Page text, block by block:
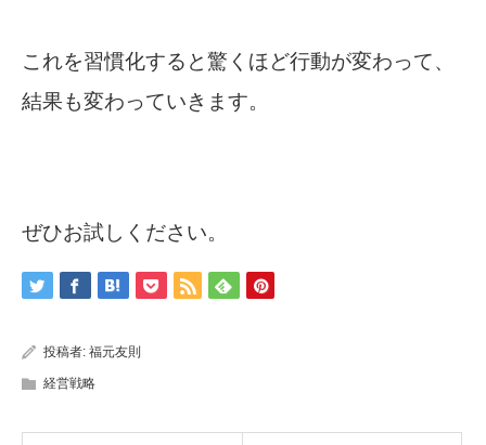
これを習慣化すると驚くほど行動が変わって、
結果も変わっていきます。
ぜひお試しください。
投稿者: 福元友則
経営戦略